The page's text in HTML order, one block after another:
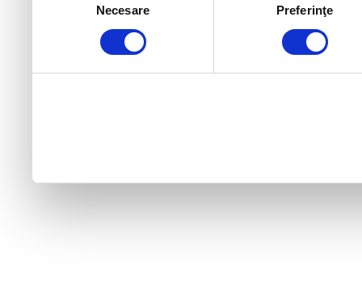
urma folosirii serviciilor
continuați să utilizați
consimțământului
Necesare Preferinţe